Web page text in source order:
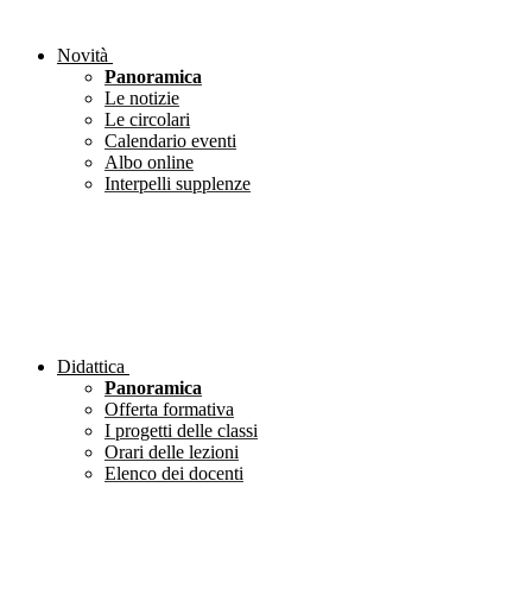
Novità
Panoramica
Le notizie
Le circolari
Calendario eventi
Albo online
Interpelli supplenze
Didattica
Panoramica
Offerta formativa
I progetti delle classi
Orari delle lezioni
Elenco dei docenti